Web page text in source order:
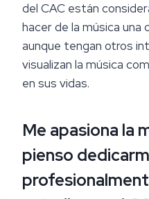
del CAC están
hacer de la música una
aunque tengan otros
visualizan la música
en sus vidas.
Me apasiona la
pienso